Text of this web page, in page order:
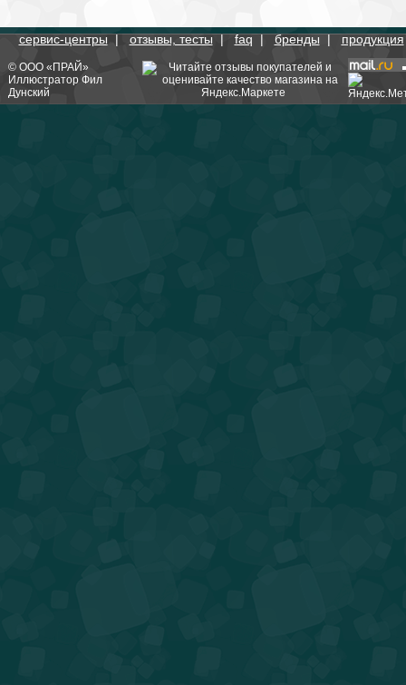
сервис-центры|отзывы, тесты|faq|бренды|продукция
© ООО «ПРАЙ»
Иллюстратор Фил
Дунский